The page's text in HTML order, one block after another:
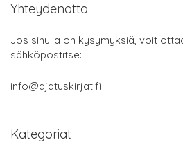
Yhteydenotto
Jos sinulla on kysymyksiä, voit
sähköpostitse:
info@ajatuskirjat.fi
Kategoriat